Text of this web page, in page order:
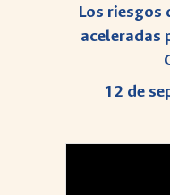
Los riesgos
aceleradas
12 de